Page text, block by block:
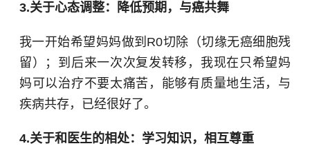
3.关于心态调整：降低预期，与癌共舞
我一开始希望妈妈做到R0切除（切缘无癌细胞残
留）；到后来一次次复发转移，我现在只希望妈
妈可以治疗不要太痛苦，能够有质量地生活，与
疾病共存，已经很好了。
4.关于和医生的相处：学习知识，相互尊重